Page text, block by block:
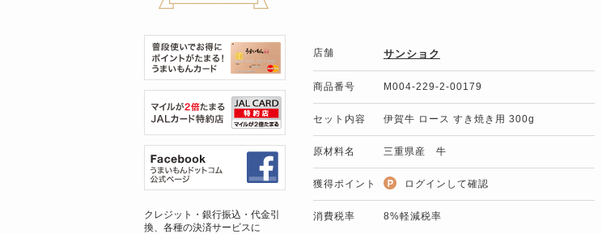
店舗 サンショク
商品番号 M004-229-2-00179
セット内容 伊賀牛 ロース すき焼き用 300g
原材料名 三重県産 牛
獲得ポイント ログインして確認
消費税率 8%軽減税率
クレジット・銀行振込・代金引
換、各種の決済サービスに